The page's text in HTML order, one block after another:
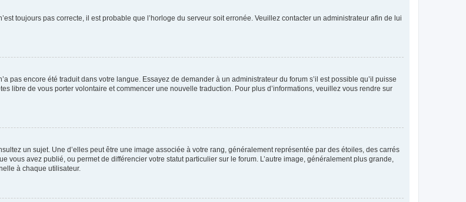
toujours pas correcte, il est probable que l’horloge du serveur soit erronée. Veuillez contacter un administrateur afin de lui
pas encore été traduit dans votre langue. Essayez de demander à un administrateur du forum s’il est possible qu’il puisse
libre de vous porter volontaire et commencer une nouvelle traduction. Pour plus d’informations, veuillez vous rendre sur
un sujet. Une d’elles peut être une image associée à votre rang, généralement représentée par des étoiles, des carrés
vous avez publié, ou permet de différencier votre statut particulier sur le forum. L’autre image, généralement plus grande,
à chaque utilisateur.